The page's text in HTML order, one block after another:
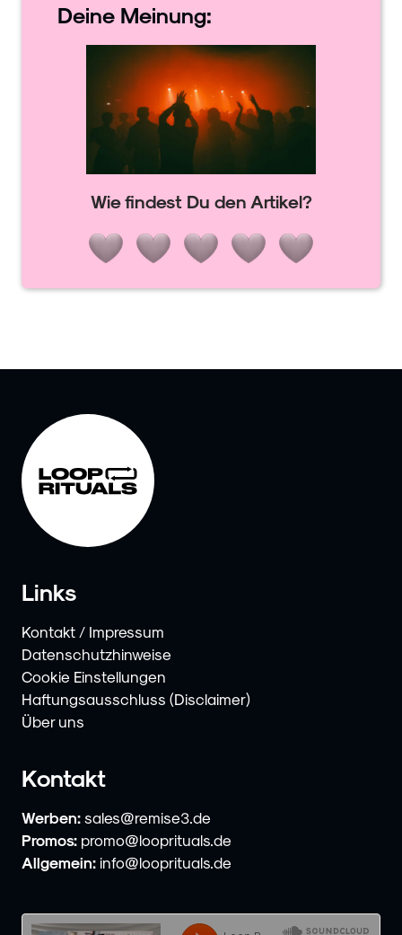
Deine Meinung:
Wie findest Du den Artikel?
Links
Kontakt / Impressum
Datenschutzhinweise
Cookie Einstellungen
Haftungsausschluss (Disclaimer)
Über uns
Kontakt
Werben: sales@remise3.de
Promos: promo@looprituals.de
Allgemein: info@looprituals.de